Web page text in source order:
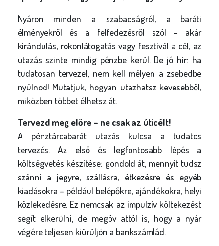
Nyáron minden a szabadságról, a baráti
élményekről és a felfedezésről szól – akár
kirándulás, rokonlátogatás vagy fesztivál a cél, az
utazás szinte mindig pénzbe kerül. De jó hír: ha
tudatosan tervezel, nem kell mélyen a zsebedbe
nyúlnod! Mutatjuk, hogyan utazhatsz kevesebből,
miközben többet élhetsz át.
Tervezd meg előre – ne csak az úticélt!
A pénztárcabarát utazás kulcsa a tudatos
tervezés. Az első és legfontosabb lépés a
költségvetés készítése: gondold át, mennyit tudsz
szánni a jegyre, szállásra, étkezésre és egyéb
kiadásokra – például belépőkre, ajándékokra, helyi
közlekedésre. Ez nemcsak az impulzív költekezést
segít elkerülni, de megóv attól is, hogy a nyár
végére teljesen kiürüljön a bankszámlád.